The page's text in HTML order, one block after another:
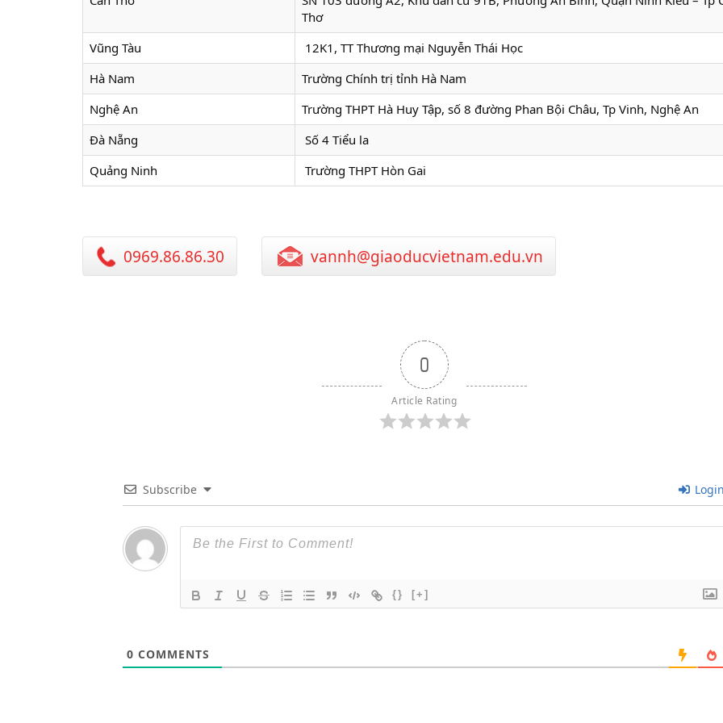
Thơ
Vũng Tàu
12K1, TT Thương mại Nguyễn Thái Học
Hà Nam
Trường Chính trị tỉnh Hà Nam
Nghệ An
Trường THPT Hà Huy Tập, số 8 đường Phan Bội Châu, Tp Vinh, Nghệ An
Đà Nẵng
Số 4 Tiểu la
Quảng Ninh
Trường THPT Hòn Gai
0969.86.86.30 vannh@giaoducvietnam.edu.vn
0
Article Rating
Subscribe
{} [+]
0 COMMENTS